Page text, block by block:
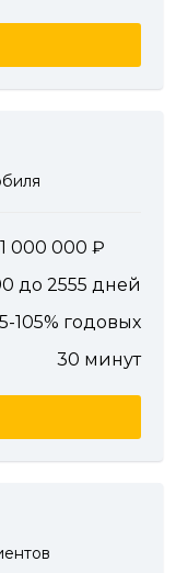
000 000
до 2555 дней
105% годовых
30 минут